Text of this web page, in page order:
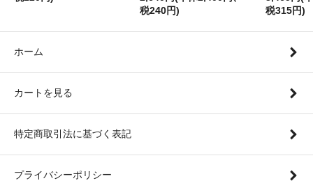
税240円)
税315円)
ホーム
カートを見る
特定商取引法に基づく表記
プライバシーポリシー